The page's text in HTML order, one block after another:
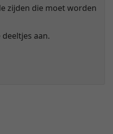
zijden die moet worden
aan.